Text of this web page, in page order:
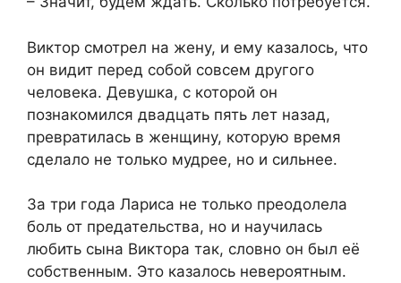
Виктор смотрел на жену, и ему казалось, что
он видит перед собой совсем другого
человека. Девушка, с которой он
познакомился двадцать пять лет назад,
превратилась в женщину, которую время
сделало не только мудрее, но и сильнее.
За три года Лариса не только преодолела
боль от предательства, но и научилась
любить сына Виктора так, словно он был её
собственным. Это казалось невероятным.